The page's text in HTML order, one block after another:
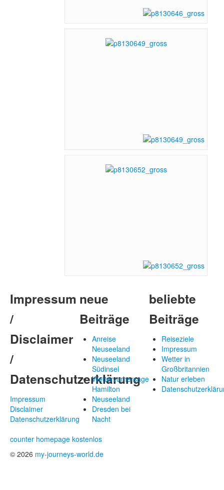
Impressum
/
Disclaimer
/
Datenschutzerklärung
Impressum
Disclaimer
Datenschutzerklärung
neue
Beiträge
Anreise
Neuseeland
Neuseeland
Südinsel
Wettervorhersage
Hamilton
Neuseeland
Dresden bei
Nacht
beliebte
Beiträge
Reiseziele
Impressum
Wetter in
Großbritannien
Natur erleben
counter homepage kostenlos
© 2026 my-journeys-world.de